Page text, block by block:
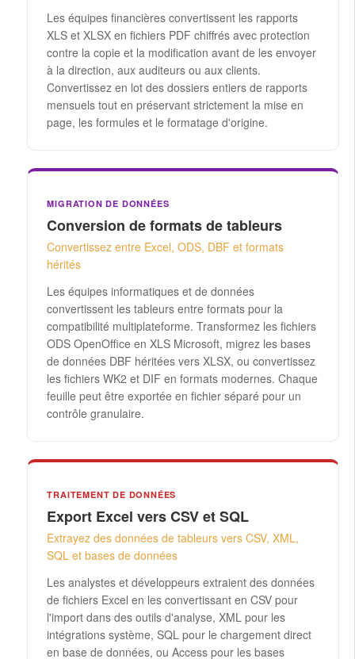
Les équipes financières convertissent les rapports
XLS et XLSX en fichiers PDF chiffrés avec protection
contre la copie et la modification avant de les envoyer
à la direction, aux auditeurs ou aux clients.
Convertissez en lot des dossiers entiers de rapports
mensuels tout en préservant strictement la mise en
page, les formules et le formatage d'origine.
MIGRATION DE DONNÉES
Conversion de formats de tableurs
Convertissez entre Excel, ODS, DBF et formats
hérités
Les équipes informatiques et de données
convertissent les tableurs entre formats pour la
compatibilité multiplateforme. Transformez les fichiers
ODS OpenOffice en XLS Microsoft, migrez les bases
de données DBF héritées vers XLSX, ou convertissez
les fichiers WK2 et DIF en formats modernes. Chaque
feuille peut être exportée en fichier séparé pour un
contrôle granulaire.
TRAITEMENT DE DONNÉES
Export Excel vers CSV et SQL
Extrayez des données de tableurs vers CSV, XML,
SQL et bases de données
Les analystes et développeurs extraient des données
de fichiers Excel en les convertissant en CSV pour
l'import dans des outils d'analyse, XML pour les
intégrations système, SQL pour le chargement direct
en base de données, ou Access pour les bases